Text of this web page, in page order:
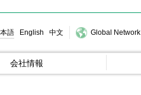
語 English 中文 Global Network
会社情報